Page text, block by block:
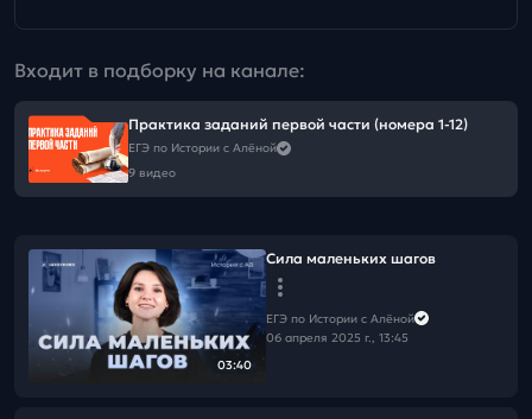
Входит в подборку на канале:
Практика заданий первой части (номера 1-12)
ЕГЭ по Истории с Алёной
9 видео
03:40
Сила маленьких шагов
ЕГЭ по Истории с Алёной
06 апреля 2025 г., 13:45